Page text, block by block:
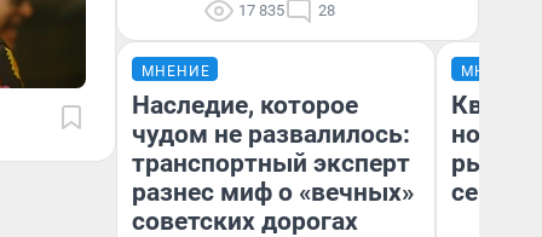
17 835 28
МНЕНИЕ
Наследие, которое
чудом не развалилось:
транспортный эксперт
разнес миф о «вечных»
советских дорогах
МНЕНИЕ
но
рынок